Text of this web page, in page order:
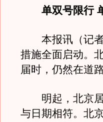
单双号限行
本报讯（记者
措施全面启动。
届时，仍然在道
明起，北京居
与日期相符。北